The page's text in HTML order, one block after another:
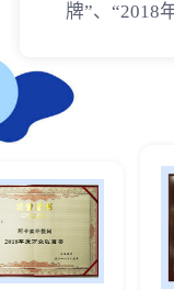
牌”、“2018